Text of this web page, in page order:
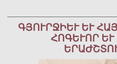
ԳՅՈՒՐՋԻԵՒ ԵՒ ՀԱՅ
ԳԵՒՈՐ ԵՒ